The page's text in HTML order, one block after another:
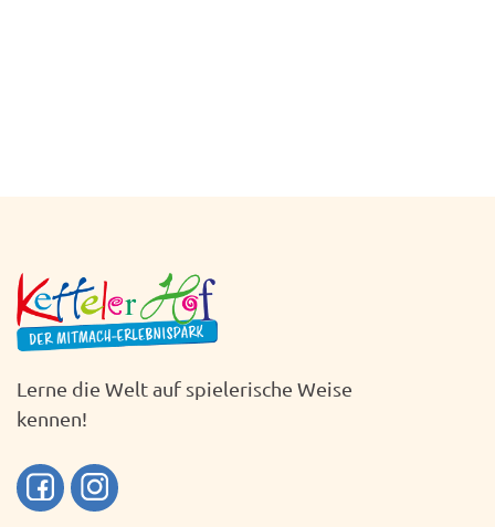
Lerne die Welt auf spielerische Weise
kennen!